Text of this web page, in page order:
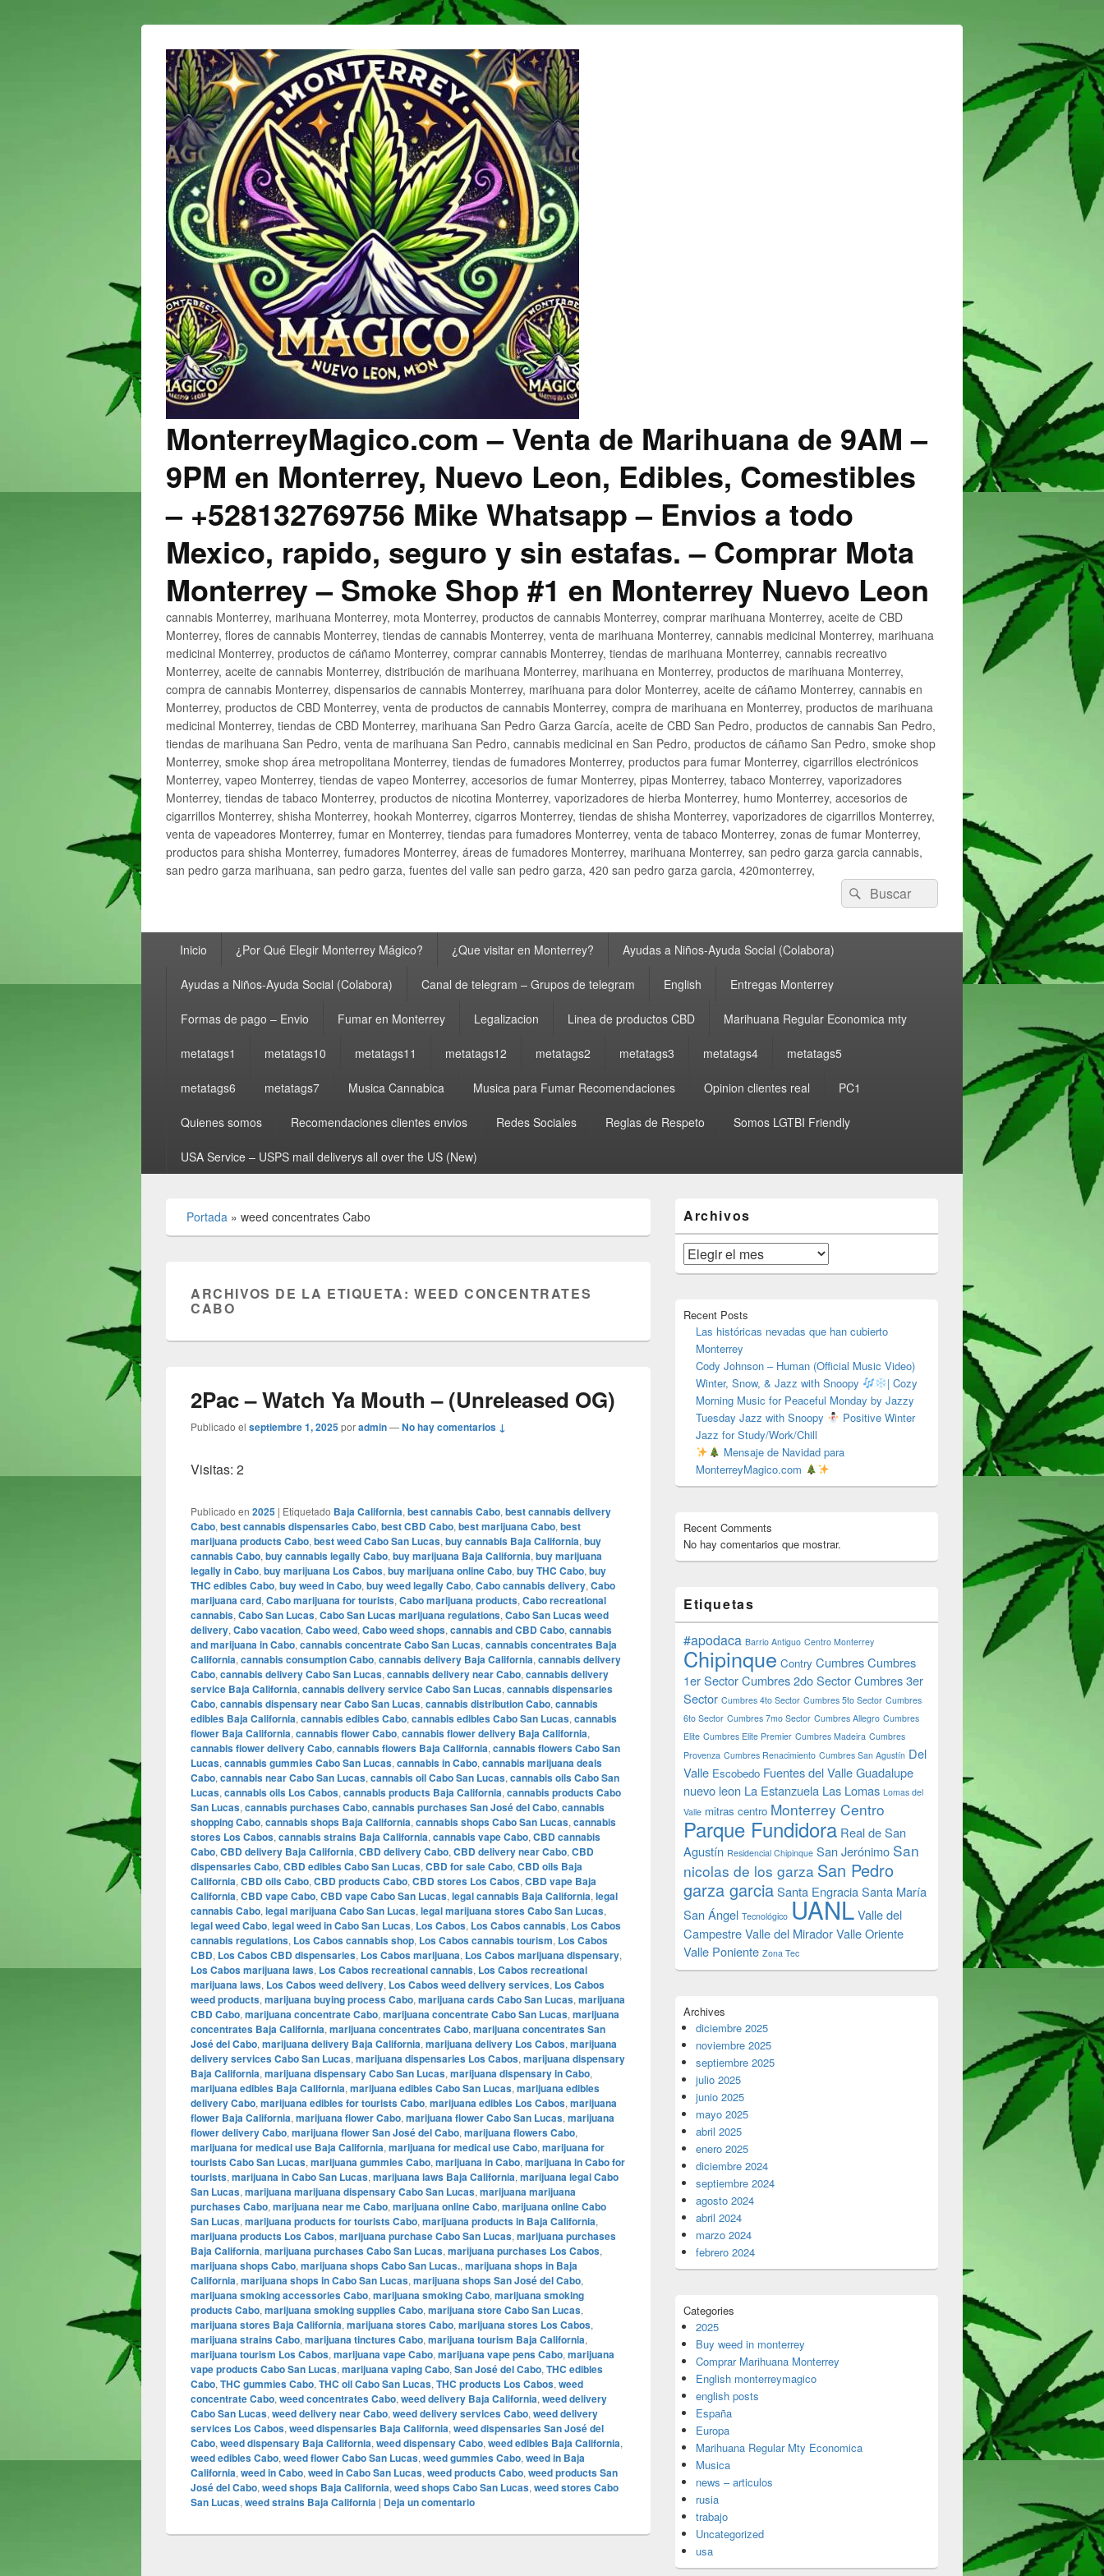
MonterreyMagico.com – Venta de Marihuana de 9AM –
9PM en Monterrey, Nuevo Leon, Edibles, Comestibles
– +528132769756 Mike Whatsapp – Envios a todo
Mexico, rapido, seguro y sin estafas. – Comprar Mota
Monterrey – Smoke Shop #1 en Monterrey Nuevo Leon
cannabis Monterrey, marihuana Monterrey, mota Monterrey, productos de cannabis Monterrey, comprar marihuana Monterrey, aceite de CBD
Monterrey, flores de cannabis Monterrey, tiendas de cannabis Monterrey, venta de marihuana Monterrey, cannabis medicinal Monterrey, marihuana
medicinal Monterrey, productos de cáñamo Monterrey, comprar cannabis Monterrey, tiendas de marihuana Monterrey, cannabis recreativo
Monterrey, aceite de cannabis Monterrey, distribución de marihuana Monterrey, marihuana en Monterrey, productos de marihuana Monterrey,
compra de cannabis Monterrey, dispensarios de cannabis Monterrey, marihuana para dolor Monterrey, aceite de cáñamo Monterrey, cannabis en
Monterrey, productos de CBD Monterrey, venta de productos de cannabis Monterrey, compra de marihuana en Monterrey, productos de marihuana
medicinal Monterrey, tiendas de CBD Monterrey, marihuana San Pedro Garza García, aceite de CBD San Pedro, productos de cannabis San Pedro,
tiendas de marihuana San Pedro, venta de marihuana San Pedro, cannabis medicinal en San Pedro, productos de cáñamo San Pedro, smoke shop
Monterrey, smoke shop área metropolitana Monterrey, tiendas de fumadores Monterrey, productos para fumar Monterrey, cigarrillos electrónicos
Monterrey, vapeo Monterrey, tiendas de vapeo Monterrey, accesorios de fumar Monterrey, pipas Monterrey, tabaco Monterrey, vaporizadores
Monterrey, tiendas de tabaco Monterrey, productos de nicotina Monterrey, vaporizadores de hierba Monterrey, humo Monterrey, accesorios de
cigarrillos Monterrey, shisha Monterrey, hookah Monterrey, cigarros Monterrey, tiendas de shisha Monterrey, vaporizadores de cigarrillos Monterrey,
venta de vapeadores Monterrey, fumar en Monterrey, tiendas para fumadores Monterrey, venta de tabaco Monterrey, zonas de fumar Monterrey,
productos para shisha Monterrey, fumadores Monterrey, áreas de fumadores Monterrey, marihuana Monterrey, san pedro garza garcia cannabis,
san pedro garza marihuana, san pedro garza, fuentes del valle san pedro garza, 420 san pedro garza garcia, 420monterrey,
Buscar
por:
Buscar
principalInicio ¿Por Qué Elegir Monterrey Mágico? ¿Que visitar en Monterrey? Ayudas a Niños-Ayuda Social (Colabora)
Ayudas a Niños-Ayuda Social (Colabora) Canal de telegram – Grupos de telegram English Entregas Monterrey
Formas de pago – Envio Fumar en Monterrey Legalizacion Linea de productos CBD Marihuana Regular Economica mty
metatags1 metatags10 metatags11 metatags12 metatags2 metatags3 metatags4 metatags5
metatags6 metatags7 Musica Cannabica Musica para Fumar Recomendaciones Opinion clientes real PC1
Quienes somos Recomendaciones clientes envios Redes Sociales Reglas de Respeto Somos LGTBI Friendly
USA Service – USPS mail deliverys all over the US (New)
Portada » weed concentrates Cabo
ARCHIVOS DE LA ETIQUETA:WEED CONCENTRATES
CABO
2Pac – Watch Ya Mouth – (Unreleased OG)
Publicado el septiembre 1, 2025poradmin—No hay comentarios ↓
Visitas: 2
Publicado en 2025 | Etiquetado Baja California, best cannabis Cabo, best cannabis delivery
Cabo, best cannabis dispensaries Cabo, best CBD Cabo, best marijuana Cabo, best
marijuana products Cabo, best weed Cabo San Lucas, buy cannabis Baja California, buy
cannabis Cabo, buy cannabis legally Cabo, buy marijuana Baja California, buy marijuana
legally in Cabo, buy marijuana Los Cabos, buy marijuana online Cabo, buy THC Cabo, buy
THC edibles Cabo, buy weed in Cabo, buy weed legally Cabo, Cabo cannabis delivery, Cabo
marijuana card, Cabo marijuana for tourists, Cabo marijuana products, Cabo recreational
cannabis, Cabo San Lucas, Cabo San Lucas marijuana regulations, Cabo San Lucas weed
delivery, Cabo vacation, Cabo weed, Cabo weed shops, cannabis and CBD Cabo, cannabis
and marijuana in Cabo, cannabis concentrate Cabo San Lucas, cannabis concentrates Baja
California, cannabis consumption Cabo, cannabis delivery Baja California, cannabis delivery
Cabo, cannabis delivery Cabo San Lucas, cannabis delivery near Cabo, cannabis delivery
service Baja California, cannabis delivery service Cabo San Lucas, cannabis dispensaries
Cabo, cannabis dispensary near Cabo San Lucas, cannabis distribution Cabo, cannabis
edibles Baja California, cannabis edibles Cabo, cannabis edibles Cabo San Lucas, cannabis
flower Baja California, cannabis flower Cabo, cannabis flower delivery Baja California,
cannabis flower delivery Cabo, cannabis flowers Baja California, cannabis flowers Cabo San
Lucas, cannabis gummies Cabo San Lucas, cannabis in Cabo, cannabis marijuana deals
Cabo, cannabis near Cabo San Lucas, cannabis oil Cabo San Lucas, cannabis oils Cabo San
Lucas, cannabis oils Los Cabos, cannabis products Baja California, cannabis products Cabo
San Lucas, cannabis purchases Cabo, cannabis purchases San José del Cabo, cannabis
shopping Cabo, cannabis shops Baja California, cannabis shops Cabo San Lucas, cannabis
stores Los Cabos, cannabis strains Baja California, cannabis vape Cabo, CBD cannabis
Cabo, CBD delivery Baja California, CBD delivery Cabo, CBD delivery near Cabo, CBD
dispensaries Cabo, CBD edibles Cabo San Lucas, CBD for sale Cabo, CBD oils Baja
California, CBD oils Cabo, CBD products Cabo, CBD stores Los Cabos, CBD vape Baja
California, CBD vape Cabo, CBD vape Cabo San Lucas, legal cannabis Baja California, legal
cannabis Cabo, legal marijuana Cabo San Lucas, legal marijuana stores Cabo San Lucas,
legal weed Cabo, legal weed in Cabo San Lucas, Los Cabos, Los Cabos cannabis, Los Cabos
cannabis regulations, Los Cabos cannabis shop, Los Cabos cannabis tourism, Los Cabos
CBD, Los Cabos CBD dispensaries, Los Cabos marijuana, Los Cabos marijuana dispensary,
Los Cabos marijuana laws, Los Cabos recreational cannabis, Los Cabos recreational
marijuana laws, Los Cabos weed delivery, Los Cabos weed delivery services, Los Cabos
weed products, marijuana buying process Cabo, marijuana cards Cabo San Lucas, marijuana
CBD Cabo, marijuana concentrate Cabo, marijuana concentrate Cabo San Lucas, marijuana
concentrates Baja California, marijuana concentrates Cabo, marijuana concentrates San
José del Cabo, marijuana delivery Baja California, marijuana delivery Los Cabos, marijuana
delivery services Cabo San Lucas, marijuana dispensaries Los Cabos, marijuana dispensary
Baja California, marijuana dispensary Cabo San Lucas, marijuana dispensary in Cabo,
marijuana edibles Baja California, marijuana edibles Cabo San Lucas, marijuana edibles
delivery Cabo, marijuana edibles for tourists Cabo, marijuana edibles Los Cabos, marijuana
flower Baja California, marijuana flower Cabo, marijuana flower Cabo San Lucas, marijuana
flower delivery Cabo, marijuana flower San José del Cabo, marijuana flowers Cabo,
marijuana for medical use Baja California, marijuana for medical use Cabo, marijuana for
tourists Cabo San Lucas, marijuana gummies Cabo, marijuana in Cabo, marijuana in Cabo for
tourists, marijuana in Cabo San Lucas, marijuana laws Baja California, marijuana legal Cabo
San Lucas, marijuana marijuana dispensary Cabo San Lucas, marijuana marijuana
purchases Cabo, marijuana near me Cabo, marijuana online Cabo, marijuana online Cabo
San Lucas, marijuana products for tourists Cabo, marijuana products in Baja California,
marijuana products Los Cabos, marijuana purchase Cabo San Lucas, marijuana purchases
Baja California, marijuana purchases Cabo San Lucas, marijuana purchases Los Cabos,
marijuana shops Cabo, marijuana shops Cabo San Lucas., marijuana shops in Baja
California, marijuana shops in Cabo San Lucas, marijuana shops San José del Cabo,
marijuana smoking accessories Cabo, marijuana smoking Cabo, marijuana smoking
products Cabo, marijuana smoking supplies Cabo, marijuana store Cabo San Lucas,
marijuana stores Baja California, marijuana stores Cabo, marijuana stores Los Cabos,
marijuana strains Cabo, marijuana tinctures Cabo, marijuana tourism Baja California,
marijuana tourism Los Cabos, marijuana vape Cabo, marijuana vape pens Cabo, marijuana
vape products Cabo San Lucas, marijuana vaping Cabo, San José del Cabo, THC edibles
Cabo, THC gummies Cabo, THC oil Cabo San Lucas, THC products Los Cabos, weed
concentrate Cabo, weed concentrates Cabo, weed delivery Baja California, weed delivery
Cabo San Lucas, weed delivery near Cabo, weed delivery services Cabo, weed delivery
services Los Cabos, weed dispensaries Baja California, weed dispensaries San José del
Cabo, weed dispensary Baja California, weed dispensary Cabo, weed edibles Baja California,
weed edibles Cabo, weed flower Cabo San Lucas, weed gummies Cabo, weed in Baja
California, weed in Cabo, weed in Cabo San Lucas, weed products Cabo, weed products San
José del Cabo, weed shops Baja California, weed shops Cabo San Lucas, weed stores Cabo
San Lucas, weed strains Baja California | Deja un comentario
área
de
widget
barra
lateral
Archivos
Archivos
Recent Posts
Las históricas nevadas que han cubierto
Monterrey
Cody Johnson – Human (Official Music Video)
Winter, Snow, & Jazz with Snoopy
| Cozy
Morning Music for Peaceful Monday by Jazzy
Tuesday Jazz with Snoopy
Positive Winter
Jazz for Study/Work/Chill
Mensaje de Navidad para
MonterreyMagico.com
Recent Comments
No hay comentarios que mostrar.
Etiquetas
#apodaca Barrio Antiguo Centro Monterrey
Chipinque Contry CumbresCumbres
1er SectorCumbres 2do SectorCumbres 3er
Sector Cumbres 4to Sector Cumbres 5to Sector Cumbres
6to Sector Cumbres 7mo Sector Cumbres Allegro Cumbres
Elite Cumbres Elite Premier Cumbres Madeira Cumbres
Provenza Cumbres Renacimiento Cumbres San Agustín Del
Valle Escobedo Fuentes del ValleGuadalupe
nuevo leon La Estanzuela Las Lomas Lomas del
Valle mitras centro Monterrey Centro
Parque Fundidora Real de San
Agustín Residencial Chipinque San Jerónimo San
nicolas de los garza San Pedro
garza garciaSanta EngraciaSanta María
San Ángel Tecnológico UANLValle del
CampestreValle del MiradorValle Oriente
Valle Poniente Zona Tec
Archives
diciembre 2025
noviembre 2025
septiembre 2025
julio 2025
junio 2025
mayo 2025
abril 2025
enero 2025
diciembre 2024
septiembre 2024
agosto 2024
abril 2024
marzo 2024
febrero 2024
Categories
2025
Buy weed in monterrey
Comprar Marihuana Monterrey
English monterreymagico
english posts
España
Europa
Marihuana Regular Mty Economica
Musica
news – articulos
rusia
trabajo
Uncategorized
usa